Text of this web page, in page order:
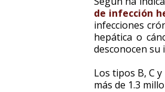
de infección
infecciones
hepática o
desconocen su
Los tipos B, C
más de 1.3